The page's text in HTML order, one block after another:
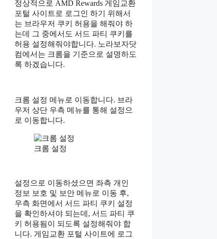
정상적으로 AMD Rewards 게임교환
포털 사이트로 로그인 하기 위해서
는 브라우저 쿠키 허용을 해줘야 하
는데 그 중에서도 서드 파티 쿠키를
허용 설정해줘야합니다. 노라보자닷
컴에서는 크롬을 기준으로 설명하도
록 하겠습니다.
크롬 설정 메뉴로 이동합니다. 브라
우저 상단 우측 메뉴를 통해 설정으
로 이동합니다.
크롬 설정
설정으로 이동하셨으면 좌측 개인
정보 보호 및 보안 메뉴로 이동 후,
우측 화면에서 서드 파티 쿠키 설정
을 확인하셔야 되는데, 서드 파티 쿠
키 허용됨이 되도록 설정해줘야 합
니다. 게임교환 포털 사이트에 로그